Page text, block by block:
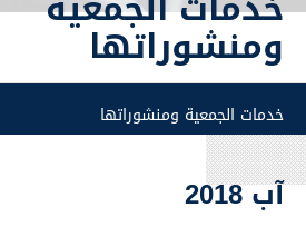
ومنشوراتها
آب 2018